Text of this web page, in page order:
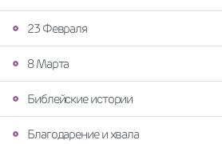
23 Февраля
8 Марта
Библейские истории
Благодарение и хвала